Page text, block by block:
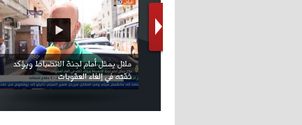
كريستيانو كاد يصاب على مستوى كتفه
بسبب سيلفي